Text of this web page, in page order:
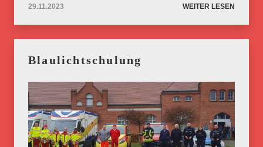
29.11.2023 WEITER LESEN
Blaulichtschulung